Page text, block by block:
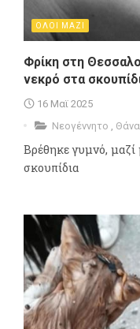
ΟΛΟΙ ΜΑΖΙ
Φρίκη στη
νεκρό στα
16 Μαϊ 2025
Νεογέννητο
Βρέθηκε γυμνό,
σκουπίδια